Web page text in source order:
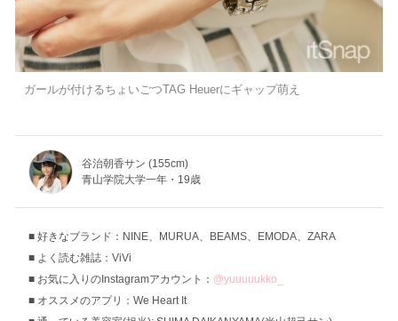
ガールが付けるちょいごつTAG Heuerにギャップ萌え
谷治朝香サン (155cm)
青山学院大学一年・19歳
好きなブランド：NINE、MURUA、BEAMS、EMODA、ZARA
よく読む雑誌：ViVi
お気に入りのInstagramアカウント： @yuuuuukko_
オススメのアプリ：We Heart It